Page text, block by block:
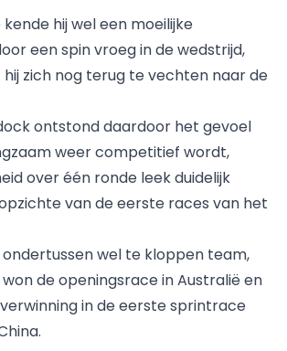
hij wel een moeilijke
een spin vroeg in de wedstrijd,
zich nog terug te vechten naar de
ontstond daardoor het gevoel
weer competitief wordt,
over één ronde leek duidelijk
van de eerste races van het
wel te kloppen team,
de openingsrace in Australië en
in de eerste sprintrace